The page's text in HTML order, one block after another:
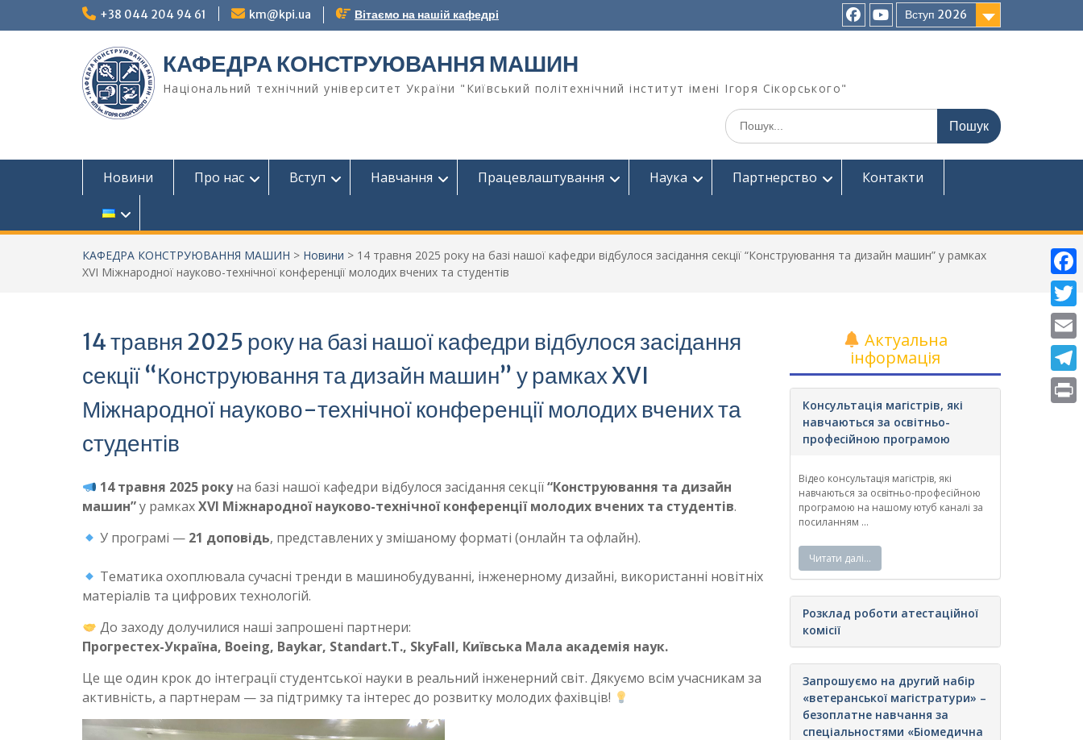
+38 044 204 94 61 km@kpi.ua Вітаємо на нашій кафедрі
Вступ 2026
facebook
Ютуб
КАФЕДРА КОНСТРУЮВАННЯ МАШИН
Національний технічний університет України "Київський політехнічний інститут імені Ігоря Сікорського"
Шукати:
Новини Про нас Вступ Навчання Працевлаштування Наука Партнерство Контакти
КАФЕДРА КОНСТРУЮВАННЯ МАШИН > Новини > 14 травня 2025 року на базі нашої кафедри відбулося засідання секції “Конструювання та дизайн машин” у рамках
XVI Міжнародної науково-технічної конференції молодих вчених та студентів
14 травня 2025 року на базі нашої кафедри відбулося засідання
секції “Конструювання та дизайн машин” у рамках XVI
Міжнародної науково-технічної конференції молодих вчених та
студентів
14 травня 2025 рокуна базі нашої кафедри відбулося засідання секції“Конструювання та дизайн
машин”у рамкахXVI Міжнародної науково-технічної конференції молодих вчених та студентів.
У програмі — 21 доповідь, представлених у змішаному форматі (онлайн та офлайн).
Тематика охоплювала сучасні тренди в машинобудуванні, інженерному дизайні, використанні новітніх
матеріалів та цифрових технологій.
До заходу долучилися наші запрошені партнери:
Прогрестех-Україна, Boeing, Baykar, Standart.T., SkyFall, Київська Мала академія наук.
Це ще один крок до інтеграції студентської науки в реальний інженерний світ. Дякуємо всім учасникам за
активність, а партнерам — за підтримку та інтерес до розвитку молодих фахівців!
Актуальна
інформація
Консультація магістрів, які
навчаються за освітньо-
професійною програмою
Відео консультація магістрів, які
навчаються за освітньо-професійною
програмою на нашому ютуб каналі за
посиланням ...
Читати далі…
Розклад роботи атестаційної
комісії
Запрошуємо на другий набір
«ветеранської магістратури» –
безоплатне навчання за
спеціальностями «Біомедична
F
a
c
e
b
T
w
i
E
m
a
T